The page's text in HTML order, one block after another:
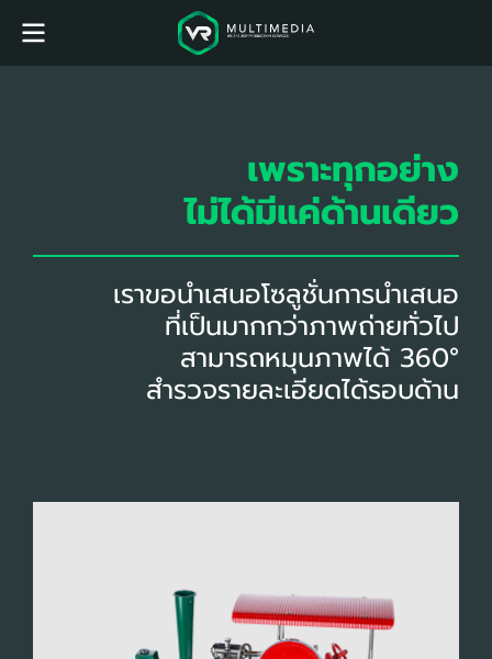
เพราะทุกอย่าง
ไม่ได้มีแค่ด้านเดียว
เราขอนำเสนอโซลูชั่นการนำเสนอ
ที่เป็นมากกว่าภาพถ่ายทั่วไป
สามารถหมุนภาพได้ 360°
สำรวจรายละเอียดได้รอบด้าน